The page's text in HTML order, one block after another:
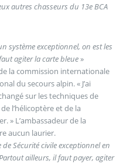
autres chasseurs du 13e BCA
système exceptionnel, on est les
agiter la carte bleue»
la commission internationale
du secours alpin. « J’ai
sur les techniques de
l’hélicoptère et de la
» L’ambassadeur de la
aucun laurier.
Sécurité civile exceptionnel en
ailleurs, il faut payer, agiter